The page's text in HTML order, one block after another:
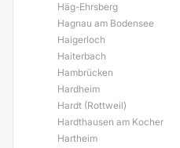
Häg-Ehrsberg
Hagnau am Bodensee
Haigerloch
Haiterbach
Hambrücken
Hardheim
Hardt (Rottweil)
Hardthausen am Kocher
Hartheim